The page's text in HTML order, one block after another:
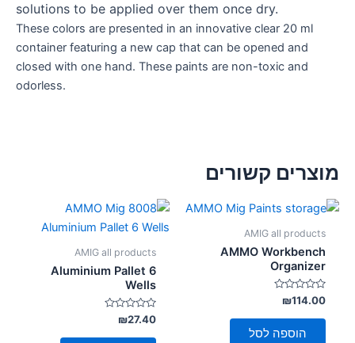
solutions to be applied over them once dry.
These colors are presented in an innovative clear 20 ml
container featuring a new cap that can be opened and
closed with one hand. These paints are non-toxic and
odorless.
מוצרים קשורים
AMIG all products
AMMO Workbench
Organizer
דורג
0
מתוך
₪114.00
הוספה לסל
AMIG all products
Aluminium Pallet 6
Wells
דורג
0
מתוך
₪27.40